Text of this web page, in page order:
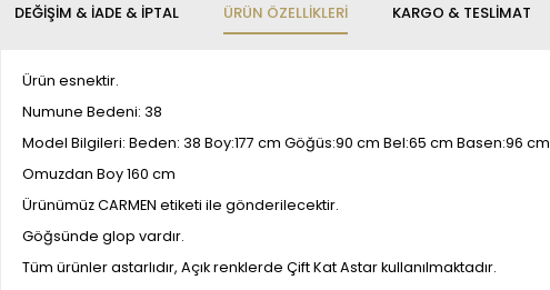
ÜRÜN ÖZELLIKLERI
DEĞIŞIM & İADE & İPTAL KARGO & TESLIMAT
Ürün esnektir.
Numune Bedeni: 38
Model Bilgileri: Beden: 38 Boy:177 cm Göğüs:90 cm Bel:65 cm Basen:96 cm
Omuzdan Boy 160 cm
Ürünümüz CARMEN etiketi ile gönderilecektir.
Göğsünde glop vardır.
Tüm ürünler astarlıdır, Açık renklerde Çift Kat Astar kullanılmaktadır.